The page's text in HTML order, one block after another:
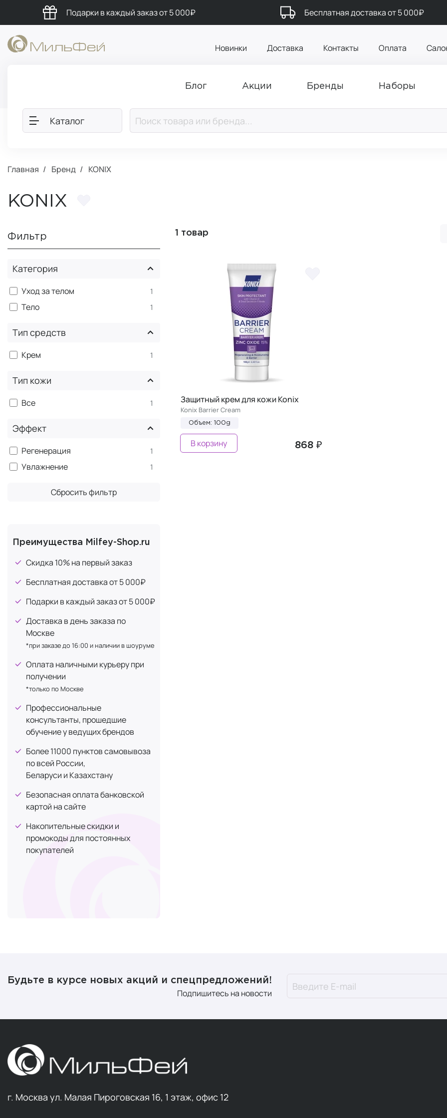
Подарки в каждый заказ от 5 000₽ Бесплатная доставка от 5 000₽
Новинки Доставка Контакты Оплата
Блог Акции Бренды Наборы
Каталог
Главная Бренд KONIX
KONIX
Фильтр
Категория
Уход за телом 1
Тело 1
Тип средств
Крем 1
Тип кожи
Все 1
Эффект
Регенерация 1
Увлажнение 1
Сбросить фильтр
Преимущества Milfey-Shop.ru
Скидка 10% на первый заказ
Бесплатная доставка от 5 000₽
Подарки в каждый заказ от 5 000₽
Доставка в день заказа по
Москве
*при заказе до 16:00 и наличии в шоуруме
Оплата наличными курьеру при
получении
*только по Москве
Профессиональные
консультанты, прошедшие
обучение у ведущих брендов
Более 11000 пунктов самовывоза
по всей России,
Беларуси и Казахстану
Безопасная оплата банковской
картой на сайте
Накопительные скидки и
промокоды для постоянных
покупателей
1 товар
Защитный крем для кожи Konix
Konix Barrier Cream
Объем: 100g
868 ₽
В корзину
Будьте в курсе новых акций и спецпредложений!
Подпишитесь на новости
г. Москва ул. Малая Пироговская 16, 1 этаж, офис 12